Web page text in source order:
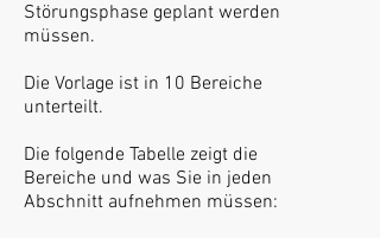
Störungsphase geplant werden
müssen.
Die Vorlage ist in 10 Bereiche
unterteilt.
Die folgende Tabelle zeigt die
Bereiche und was Sie in jeden
Abschnitt aufnehmen müssen: